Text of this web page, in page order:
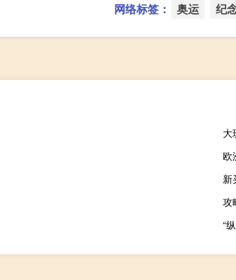
网络标签： 奥运 纪
大
欧
新
攻
“